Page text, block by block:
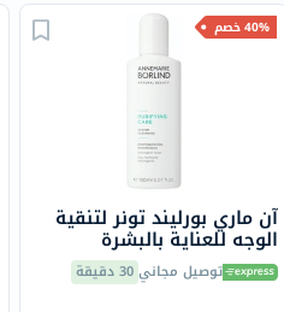
40% خصم
آن ماري بورليند تونر لتنقية
الوجه للعناية بالبشرة
المعرضة للبقع وحب الشباب
150 مل توصيل مجاني30 دقيقة